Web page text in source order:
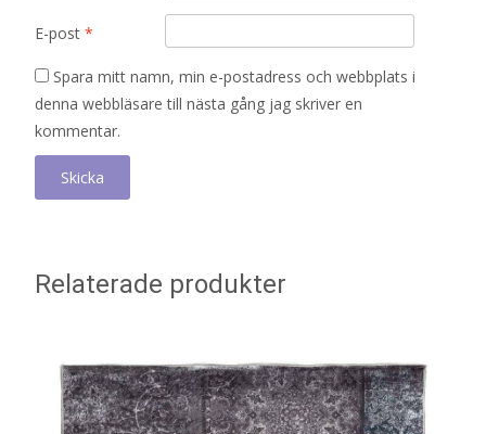
E-post *
Spara mitt namn, min e-postadress och webbplats i
denna webbläsare till nästa gång jag skriver en
kommentar.
Relaterade produkter